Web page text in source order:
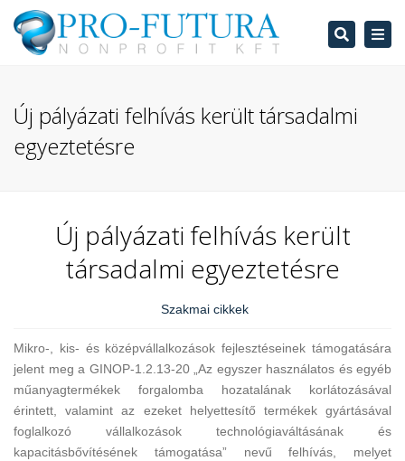
Search
Új pályázati felhívás került társadalmi
egyeztetésre
Új pályázati felhívás került
társadalmi egyeztetésre
Szakmai cikkek
Mikro-, kis- és középvállalkozások fejlesztéseinek támogatására
jelent meg a GINOP-1.2.13-20 „Az egyszer használatos és egyéb
műanyagtermékek forgalomba hozatalának korlátozásával
érintett, valamint az ezeket helyettesítő termékek gyártásával
foglalkozó vállalkozások technológiaváltásának és
kapacitásbővítésének támogatása” nevű felhívás, melyet